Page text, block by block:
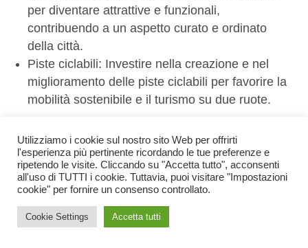
per diventare attrattive e funzionali,
contribuendo a un aspetto curato e ordinato
della città.
Piste ciclabili: Investire nella creazione e nel
miglioramento delle piste ciclabili per favorire la
mobilità sostenibile e il turismo su due ruote.
una città che promuove un turismo inclusivo,
sostenibile e culturalmente ricco per tutti!
CENTRO STORICO
Obiettivo: Riorganizzare la mobilità e i servizi nel
centro storico per migliorarne la vivibilità e
Utilizziamo i cookie sul nostro sito Web per offrirti
l'esperienza più pertinente ricordando le tue preferenze e
ripetendo le visite. Cliccando su "Accetta tutto", acconsenti
all'uso di TUTTI i cookie. Tuttavia, puoi visitare "Impostazioni
cookie" per fornire un consenso controllato.
Cookie Settings Accetta tutti